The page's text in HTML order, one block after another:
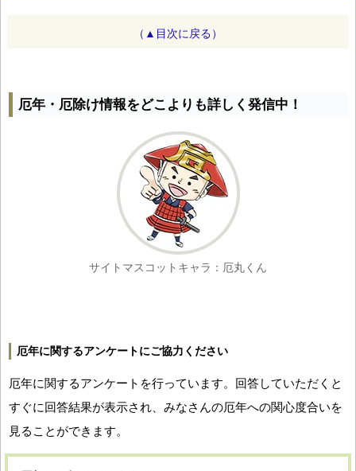
（▲目次に戻る）
厄年・厄除け情報をどこよりも詳しく発信中！
サイトマスコットキャラ：厄丸くん
厄年に関するアンケートにご協力ください
厄年に関するアンケートを行っています。回答していただくと
すぐに回答結果が表示され、みなさんの厄年への関心度合いを
見ることができます。